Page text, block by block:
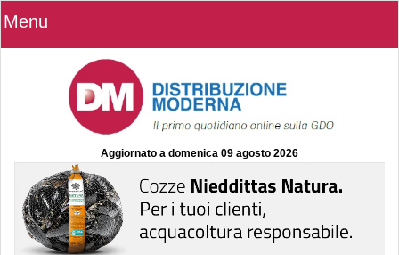
Menu
Aggiornato a domenica 09 agosto 2026